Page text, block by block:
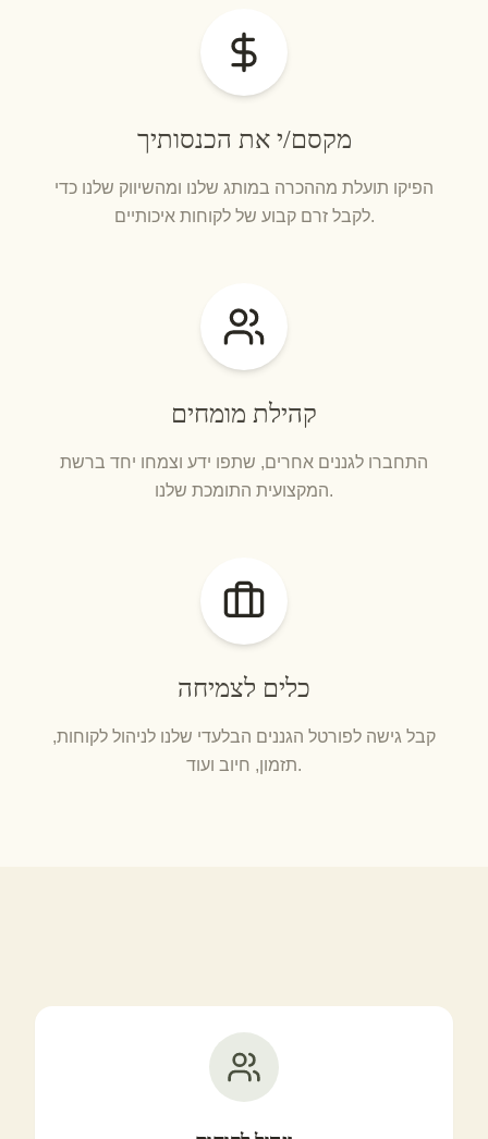
מקסם/י את הכנסותיך
הפיקו תועלת מההכרה במותג שלנו ומהשיווק שלנו כדי
לקבל זרם קבוע של לקוחות איכותיים.
קהילת מומחים
התחברו לגננים אחרים, שתפו ידע וצמחו יחד ברשת
המקצועית התומכת שלנו.
כלים לצמיחה
קבל גישה לפורטל הגננים הבלעדי שלנו לניהול לקוחות,
תזמון, חיוב ועוד.